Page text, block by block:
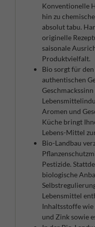
Konventionelle
hin zu
absolut tabu.
originelle
saisonale
Produktvielfalt.
Bio sorgt für
authentischen
Aromen und
Küche bringt
Lebens-Mittel
Bio-Landbau
Pestizide.
biologische
Lebensmittel
Inhaltsstoffe wie
und Zink sowie